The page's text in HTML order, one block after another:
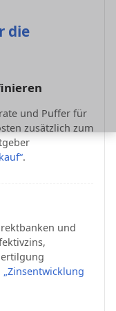
die
und Puffer für
zusätzlich zum
.
und
„Zinsentwicklung